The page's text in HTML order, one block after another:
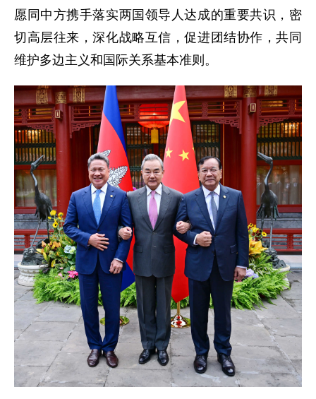
愿同中方携手落实两国领导人达成的重要共识，密
切高层往来，深化战略互信，促进团结协作，共同
维护多边主义和国际关系基本准则。